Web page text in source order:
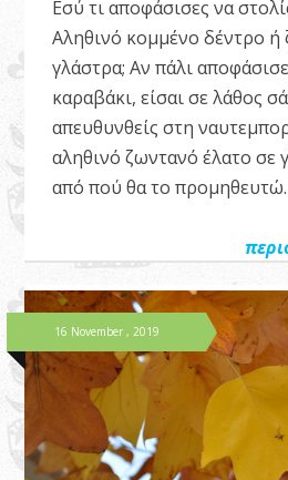
Εσύ τι αποφάσισες να
Αληθινό κομμένο δέντρο ή
γλάστρα; Αν πάλι
καραβάκι, είσαι σε λάθος
απευθυνθείς στη
αληθινό ζωντανό έλατο
από πού θα το
16 November , 2019